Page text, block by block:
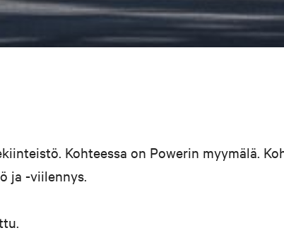
Kohteessa on Powerin myymälä.
ja -viilennys.